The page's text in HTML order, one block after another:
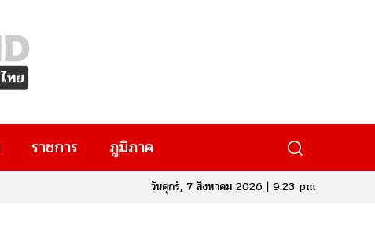
ราชการ ภูมิภาค
วันศุกร์, 7 สิงหาคม 2026 | 9:23 pm